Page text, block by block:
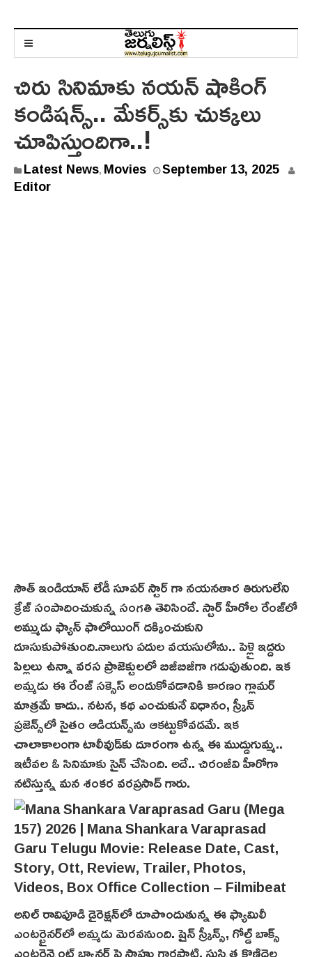
చిరు సినిమాకు నయన్ షాకింగ్
కండిషన్స్.. మేక‌ర్స్‌కు చుక్కలు
చూపిస్తుందిగా..!
Latest News, Movies September 13, 2025
Editor
సౌత్ ఇండియాన్ లేడీ సూపర్ స్టార్ గా నయనతార తిరుగులేని
క్రేజ్‌ సంపాదించుకున్న సంగతి తెలిసిందే. స్టార్ హీరోల రేంజ్‌లో
అమ్ముడు ఫ్యాన్ ఫాలోయింగ్ దక్కించుకుని
దూసుకుపోతుంది.నాలుగు పదుల వయసులోను.. పెళ్లై ఇద్ద‌రు
పిల్ల‌లు ఉన్నా వరస ప్రాజెక్టులలో బిజీబిజీగా గడుపుతుంది. ఇక
అమ్మడు ఈ రేంజ్‌ సక్సెస్ అందుకోవడానికి కారణం గ్లామర్
మాత్రమే కాదు.. నటన, కథ ఎంచుకునే విధానం, స్క్రీన్
ప్రజెన్స్‌లో సైతం ఆడియన్స్‌ను ఆకట్టుకోవడమే. ఇక
చాలాకాలంగా టాలీవుడ్‌కు దూరంగా ఉన్న ఈ ముద్దుగుమ్మ..
ఇటీవల ఓ సినిమాకు సైన్‌ చేసింది. అదే.. చిరంజీవి హీరోగా
నటిస్తున్న మన శంకర వరప్రసాద్ గారు.
అనిల్ రావిపూడి డైరెక్షన్‌లో రూపొందుతున్న ఈ ఫ్యామిలీ
ఎంటర్టైన‌ర్‌లో అమ్మడు మెర‌వ‌నుంది. షైన్‌ స్క్రీన్స్, గోల్డ్ బాక్స్